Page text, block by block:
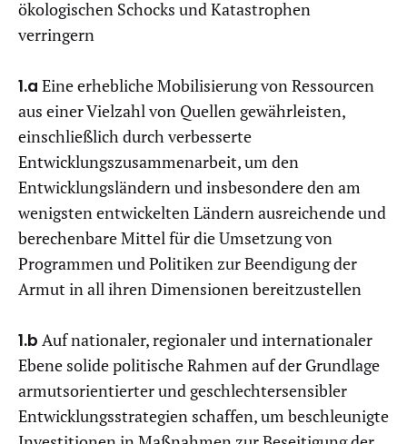
ökologischen Schocks und Katastrophen
verringern
1.a Eine erhebliche Mobilisierung von Ressourcen
aus einer Vielzahl von Quellen gewährleisten,
einschließlich durch verbesserte
Entwicklungszusammenarbeit, um den
Entwicklungsländern und insbesondere den am
wenigsten entwickelten Ländern ausreichende und
berechenbare Mittel für die Umsetzung von
Programmen und Politiken zur Beendigung der
Armut in all ihren Dimensionen bereitzustellen
1.b Auf nationaler, regionaler und internationaler
Ebene solide politische Rahmen auf der Grundlage
armutsorientierter und geschlechtersensibler
Entwicklungsstrategien schaffen, um beschleunigte